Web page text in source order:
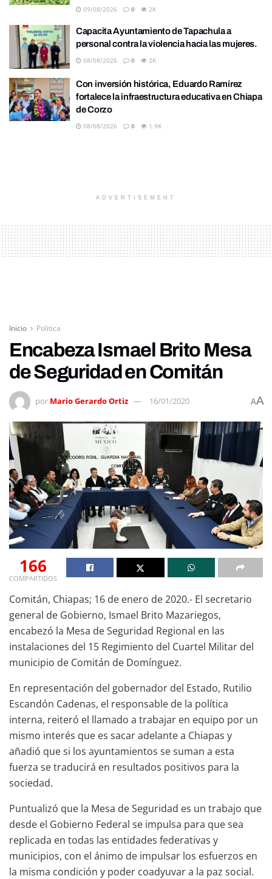
09/08/2026 0 2K
Capacita Ayuntamiento de Tapachula a
personal contra la violencia hacia las mujeres.
08/08/2026 0 2K
Con inversión histórica, Eduardo Ramírez
fortalece la infraestructura educativa en Chiapa
de Corzo
08/08/2026 0 1.9K
ADVERTISEMENT
Inicio Politica
Encabeza Ismael Brito Mesa
de Seguridad en Comitán
por Mario Gerardo Ortiz 16/01/2020 AA
166
COMPARTIDOS
Comitán, Chiapas; 16 de enero de 2020.- El secretario
general de Gobierno, Ismael Brito Mazariegos,
encabezó la Mesa de Seguridad Regional en las
instalaciones del 15 Regimiento del Cuartel Militar del
municipio de Comitán de Domínguez.
En representación del gobernador del Estado, Rutilio
Escandón Cadenas, el responsable de la política
interna, reiteró el llamado a trabajar en equipo por un
mismo interés que es sacar adelante a Chiapas y
añadió que si los ayuntamientos se suman a esta
fuerza se traducirá en resultados positivos para la
sociedad.
Puntualizó que la Mesa de Seguridad es un trabajo que
desde el Gobierno Federal se impulsa para que sea
replicada en todas las entidades federativas y
municipios, con el ánimo de impulsar los esfuerzos en
la misma condición y poder coadyuvar a la paz social.